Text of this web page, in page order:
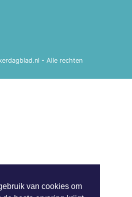
van cookies om
- Alle rechten